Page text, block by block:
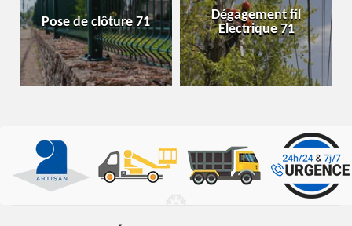
de clôture 71
Dégagement fil
Electrique 71